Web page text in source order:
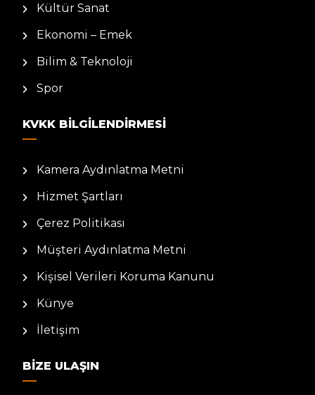
Kültür Sanat
Ekonomi – Emek
Bilim & Teknoloji
Spor
KVKK BILGILENDIRMESI
Kamera Aydınlatma Metni
Hizmet Şartları
Çerez Politikası
Müşteri Aydınlatma Metni
Kişisel Verileri Koruma Kanunu
Künye
İletişim
BIZE ULAŞIN